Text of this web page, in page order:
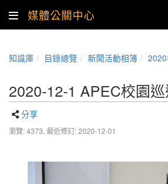
媒體公關中心
知識庫 目錄總覽 新聞活動相簿
2020-12-1 APEC校園
分享
瀏覽: 4373, 最近修訂: 2020-12-01